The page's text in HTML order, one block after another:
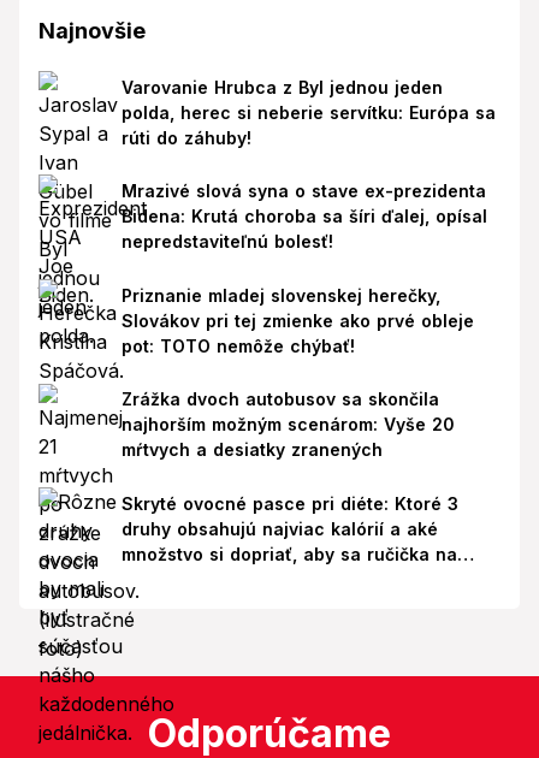
Najnovšie
Varovanie Hrubca z Byl jednou jeden
polda, herec si neberie servítku: Európa sa
rúti do záhuby!
Mrazivé slová syna o stave ex-prezidenta
Bidena: Krutá choroba sa šíri ďalej, opísal
nepredstaviteľnú bolesť!
Priznanie mladej slovenskej herečky,
Slovákov pri tej zmienke ako prvé obleje
pot: TOTO nemôže chýbať!
Zrážka dvoch autobusov sa skončila
najhorším možným scenárom: Vyše 20
mŕtvych a desiatky zranených
Skryté ovocné pasce pri diéte: Ktoré 3
druhy obsahujú najviac kalórií a aké
množstvo si dopriať, aby sa ručička na
Odporúčame